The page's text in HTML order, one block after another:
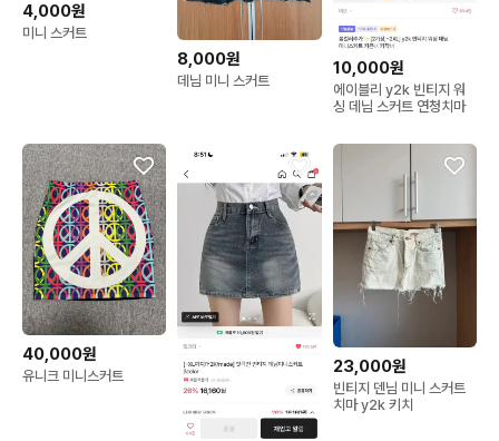
4,000원
미니 스커트
8,000원
데님 미니 스커트
10,000원
에이블리 y2k 빈티지 워
싱 데님 스커트 연청치마
40,000원
유니크 미니스커트
23,000원
빈티지 덴님 미니 스커트
치마 y2k 키치